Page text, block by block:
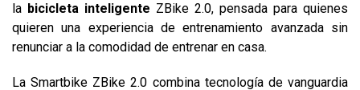
la bicicleta inteligente ZBike 2.0, pensada para quienes
quieren una experiencia de entrenamiento avanzada sin
renunciar a la comodidad de entrenar en casa.
La Smartbike ZBike 2.0 combina tecnología de vanguardia